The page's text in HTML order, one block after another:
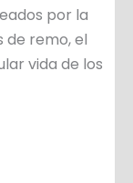
por la
de remo, el
vida de los